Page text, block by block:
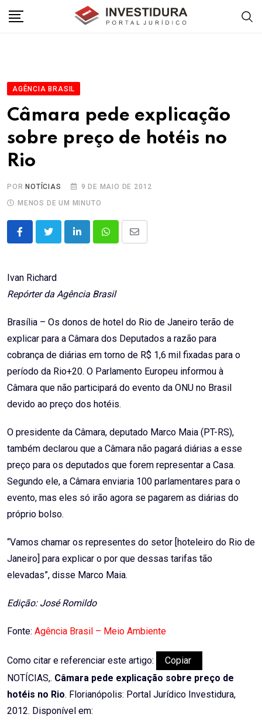
AGÊNCIA BRASIL
Câmara pede explicação
sobre preço de hotéis no
Rio
POR NOTÍCIAS
9 DE MAIO DE 2012
MENOS DE UM MINUTO
LinkedInWhatsappShare
Ivan Richard
Repórter da Agência Brasil
Brasília – Os donos de hotel do Rio de Janeiro terão de
explicar para a Câmara dos Deputados a razão para
cobrança de diárias em torno de R$ 1,6 mil fixadas para o
período da Rio+20. O Parlamento Europeu informou à
Câmara que não participará do evento da ONU no Brasil
devido ao preço dos hotéis.
O presidente da Câmara, deputado Marco Maia (PT-RS),
também declarou que a Câmara não pagará diárias a esse
preço para os deputados que forem representar a Casa.
Segundo ele, a Câmara enviaria 100 parlamentares para o
evento, mas eles só irão agora se pagarem as diárias do
próprio bolso.
“Vamos chamar os representes do setor [hoteleiro do Rio de
Janeiro] para explicar o por que dessas tarifas tão
elevadas”, disse Marco Maia.
Edição: José Romildo
Fonte: Agência Brasil – Meio Ambiente
Como citar e referenciar este artigo:
Copiar
NOTÍCIAS,. Câmara pede explicação sobre preço de
hotéis no Rio. Florianópolis: Portal Jurídico Investidura,
2012. Disponível em: